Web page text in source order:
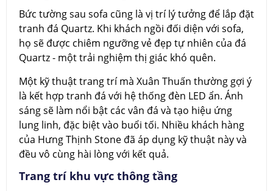
Bức tường sau sofa cũng là vị trí lý tưởng để lắp đặt
tranh đá Quartz. Khi khách ngồi đối diện với sofa,
họ sẽ được chiêm ngưỡng vẻ đẹp tự nhiên của đá
Quartz - một trải nghiệm thị giác khó quên.
Một kỹ thuật trang trí mà Xuân Thuấn thường gợi ý
là kết hợp tranh đá với hệ thống đèn LED ẩn. Ánh
sáng sẽ làm nổi bật các vân đá và tạo hiệu ứng
lung linh, đặc biệt vào buổi tối. Nhiều khách hàng
của Hưng Thịnh Stone đã áp dụng kỹ thuật này và
đều vô cùng hài lòng với kết quả.
Trang trí khu vực thông tầng